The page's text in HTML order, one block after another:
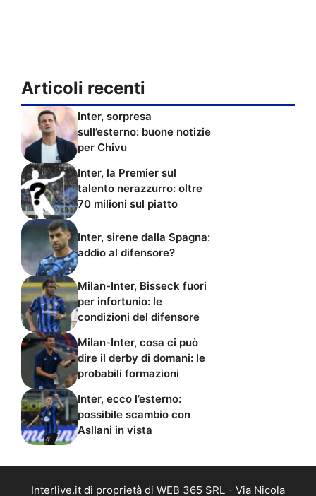
Articoli recenti
Inter, sorpresa
sull’esterno: buone notizie
per Chivu
Inter, la Premier sul
talento nerazzurro: oltre
70 milioni sul piatto
Inter, sirene dalla Spagna:
addio al difensore?
Milan-Inter, Bisseck fuori
per infortunio: le
condizioni del difensore
Milan-Inter, cosa ci può
dire il derby di domani: le
probabili formazioni
Inter, ecco l’esterno:
possibile scambio con
Asllani in vista
Interlive.it di proprietà di WEB 365 SRL - Via Nicola